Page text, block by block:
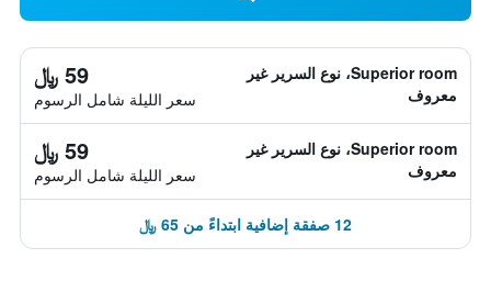
Superior room، نوع السرير غير
معروف
59 ﷼
سعر الليلة شامل الرسوم
Superior room، نوع السرير غير
معروف
59 ﷼
سعر الليلة شامل الرسوم
12 صفقة إضافية ابتداءً من 65 ﷼